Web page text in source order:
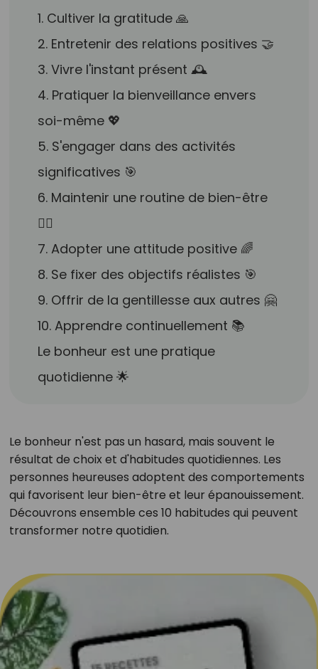
1. Cultiver la gratitude 🙏
2. Entretenir des relations positives 🤝
3. Vivre l'instant présent 🕰️
4. Pratiquer la bienveillance envers
soi-même 💖
5. S'engager dans des activités
significatives 🎯
6. Maintenir une routine de bien-être
🧘‍♂️
7. Adopter une attitude positive 🌈
8. Se fixer des objectifs réalistes 🎯
9. Offrir de la gentillesse aux autres 🤗
10. Apprendre continuellement 📚
Le bonheur est une pratique
quotidienne 🌟
Le bonheur n'est pas un hasard, mais souvent le
résultat de choix et d'habitudes quotidiennes. Les
personnes heureuses adoptent des comportements
qui favorisent leur bien-être et leur épanouissement.
Découvrons ensemble ces 10 habitudes qui peuvent
transformer notre quotidien.